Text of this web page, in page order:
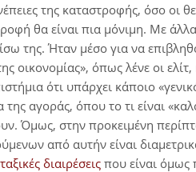
της καταστροφής, όσο οι
θα είναι πια μόνιμη. Με
της. Ήταν μέσο για να
οικονομίας», όπως λένε οι
ότι υπάρχει κάποιο
αγοράς, όπου το τι είναι
Όμως, στην προκειμένη
από αυτήν είναι
ταξικές διαιρέσεις που είναι όμως